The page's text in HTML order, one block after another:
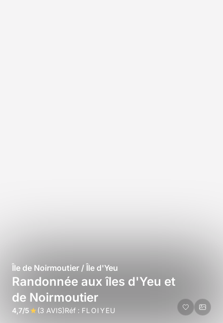
Île de Noirmoutier / Île d'Yeu
Randonnée aux îles d'Yeu et
de Noirmoutier
4,7/5 (3 AVIS)Réf : FLOIYEU